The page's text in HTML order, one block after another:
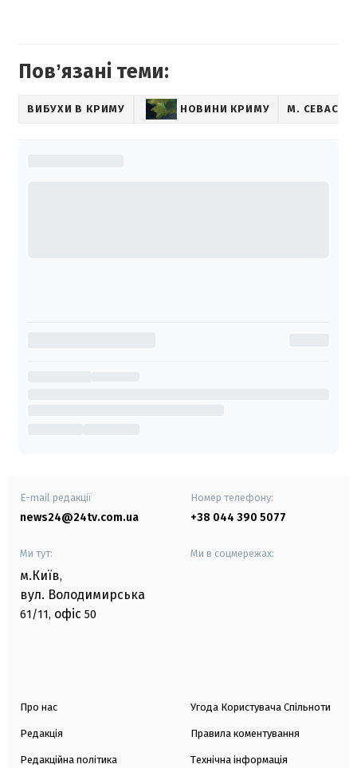
Повʼязані теми:
ВИБУХИ В КРИМУ НОВИНИ КРИМУ М.
E-mail редакції
news24@24tv.com.ua
Номер телефону:
+38 044 390 5077
Ми тут:
м.Київ,
вул. Володимирська
61/11, офіс 50
Ми в соцмережах:
Про нас
Редакція
Редакційна політика
Угода Користувача Спільноти
Правила коментування
Технічна інформація